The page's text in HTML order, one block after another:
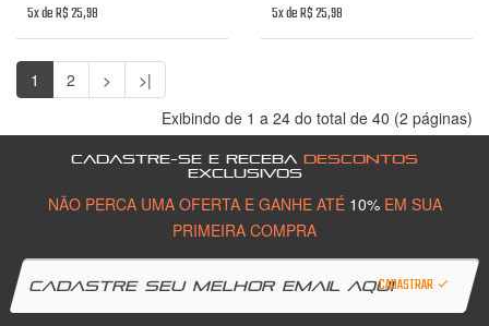
5x de R$ 25,98
5x de R$ 25,98
1 2 >
>|
Exibindo de 1 a 24 do total de 40 (2 páginas)
CADASTRE-SE E RECEBA DESCONTOS
EXCLUSIVOS
NÃO PERCA UMA OFERTA E GANHE ATÉ 10%EM SUA
PRIMEIRA COMPRA
CADASTRAR